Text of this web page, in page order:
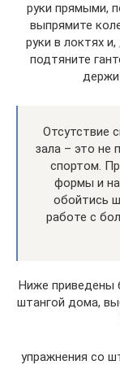
руки прямыми,
выпрямите
руки в локтях
подтяните
Отсутствие
зала – это не
спортом.
формы и
обойтись
работе с
Ниже приведены
штангой дома,
упражнения со